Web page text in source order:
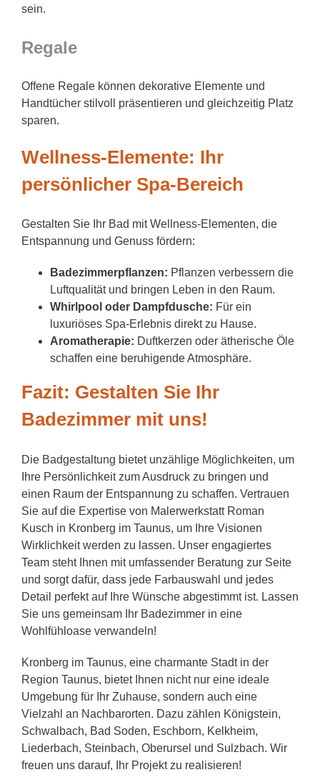
sein.
Regale
Offene Regale können dekorative Elemente und
Handtücher stilvoll präsentieren und gleichzeitig Platz
sparen.
Wellness-Elemente: Ihr
persönlicher Spa-Bereich
Gestalten Sie Ihr Bad mit Wellness-Elementen, die
Entspannung und Genuss fördern:
Badezimmerpflanzen: Pflanzen verbessern die
Luftqualität und bringen Leben in den Raum.
Whirlpool oder Dampfdusche: Für ein
luxuriöses Spa-Erlebnis direkt zu Hause.
Aromatherapie: Duftkerzen oder ätherische Öle
schaffen eine beruhigende Atmosphäre.
Fazit: Gestalten Sie Ihr
Badezimmer mit uns!
Die Badgestaltung bietet unzählige Möglichkeiten, um
Ihre Persönlichkeit zum Ausdruck zu bringen und
einen Raum der Entspannung zu schaffen. Vertrauen
Sie auf die Expertise von Malerwerkstatt Roman
Kusch in Kronberg im Taunus, um Ihre Visionen
Wirklichkeit werden zu lassen. Unser engagiertes
Team steht Ihnen mit umfassender Beratung zur Seite
und sorgt dafür, dass jede Farbauswahl und jedes
Detail perfekt auf Ihre Wünsche abgestimmt ist. Lassen
Sie uns gemeinsam Ihr Badezimmer in eine
Wohlfühloase verwandeln!
Kronberg im Taunus, eine charmante Stadt in der
Region Taunus, bietet Ihnen nicht nur eine ideale
Umgebung für Ihr Zuhause, sondern auch eine
Vielzahl an Nachbarorten. Dazu zählen Königstein,
Schwalbach, Bad Soden, Eschborn, Kelkheim,
Liederbach, Steinbach, Oberursel und Sulzbach. Wir
freuen uns darauf, Ihr Projekt zu realisieren!